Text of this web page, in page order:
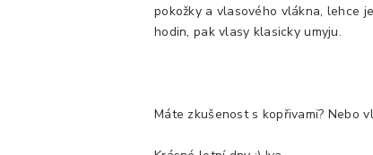
pokožky a vlasového vlákna, lehce
hodin, pak vlasy klasicky umyju.
Máte zkušenost s kopřivami? Nebo